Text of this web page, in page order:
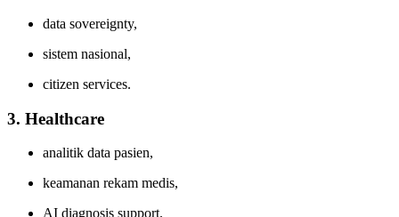
data sovereignty,
sistem nasional,
citizen services.
3. Healthcare
analitik data pasien,
keamanan rekam medis,
AI diagnosis support.